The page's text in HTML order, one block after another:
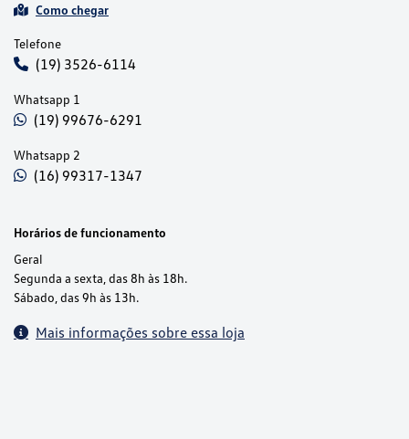
Como chegar
Telefone
(19) 3526-6114
Whatsapp 1
(19) 99676-6291
Whatsapp 2
(16) 99317-1347
Horários de funcionamento
Geral
Segunda a sexta, das 8h às 18h.
Sábado, das 9h às 13h.
Mais informações sobre essa loja